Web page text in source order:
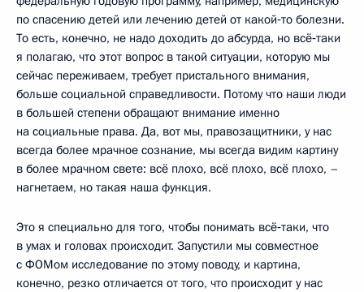
по спасению детей или лечению детей от какой‑то болезни.
То есть, конечно, не надо доходить до абсурда, но всё‑таки
я полагаю, что этот вопрос в такой ситуации, которую мы
сейчас переживаем, требует пристального внимания,
больше социальной справедливости. Потому что наши люди
в большей степени обращают внимание именно
на социальные права. Да, вот мы, правозащитники, у нас
всегда более мрачное сознание, мы всегда видим картину
в более мрачном свете: всё плохо, всё плохо, всё плохо, –
нагнетаем, но такая наша функция.
Это я специально для того, чтобы понимать всё‑таки, что
в умах и головах происходит. Запустили мы совместное
с ФОМом исследование по этому поводу, и картина,
конечно, резко отличается от того, что происходит у нас